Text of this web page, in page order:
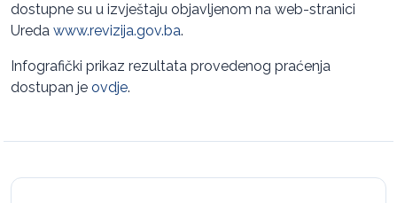
dostupne su u izvještaju objavljenom na web-stranici
Ureda www.revizija.gov.ba.
Infografički prikaz rezultata provedenog praćenja
dostupan je ovdje.